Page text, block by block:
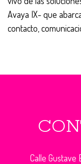
Avaya IX- que
contacto,
Calle Gustave